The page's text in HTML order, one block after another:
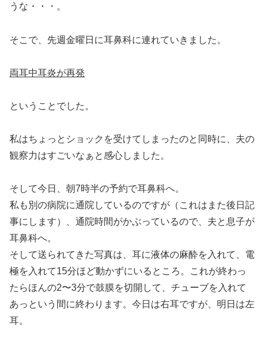
うな・・・。
そこで、先週金曜日に耳鼻科に連れていきました。
両耳中耳炎が再発
ということでした。
私はちょっとショックを受けてしまったのと同時に、夫の
観察力はすごいなぁと感心しました。
そして今日、朝7時半の予約で耳鼻科へ。
私も別の病院に通院しているのですが（これはまた後日記
事にします）、通院時間がかぶっているので、夫と息子が
耳鼻科へ。
そして送られてきた写真は、耳に液体の麻酔を入れて、電
極を入れて15分ほど動かずにいるところ。これが終わっ
たらほんの2〜3分で鼓膜を切開して、チューブを入れて
あっという間に終わります。今日は右耳ですが、明日は左
耳。